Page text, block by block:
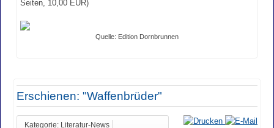
Seiten, 10,00 EUR)
Quelle: Edition Dornbrunnen
Erschienen: "Waffenbrüder"
Kategorie: Literatur-News